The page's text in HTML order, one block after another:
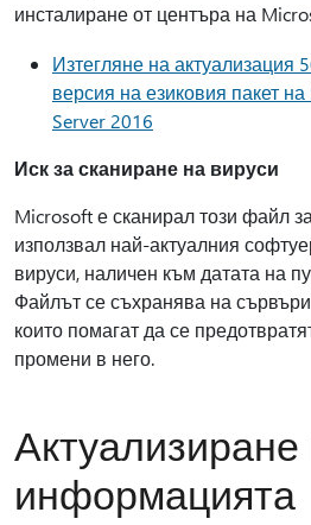
инсталиране от центъра на
Изтегляне на актуализация
версия на езиковия пакет
Server 2016
Иск за сканиране на вируси
Microsoft е сканирал този файл
използвал най-актуалния
вируси, наличен към датата на
Файлът се съхранява на
които помагат да се
промени в него.
Актуализиране
информацията